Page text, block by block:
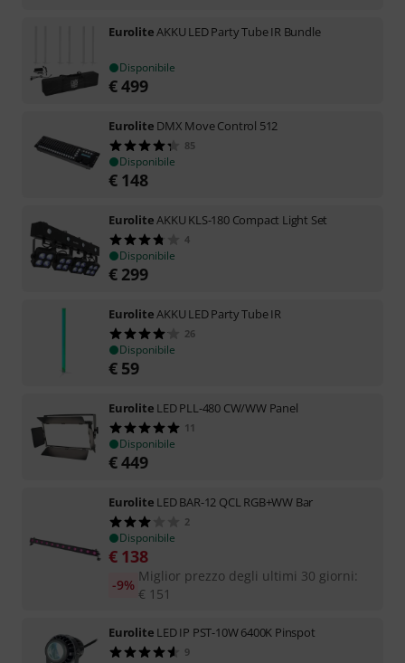
EuroliteAKKU LED Party Tube IR Bundle
Disponibile
€499
Eurolite DMX Move Control 512
85
Disponibile
€ 148
EuroliteAKKU KLS-180 Compact Light Set
4
Disponibile
€ 299
EuroliteAKKU LED Party Tube IR
26
Disponibile
€ 59
Eurolite LED PLL-480 CW/WW Panel
11
Disponibile
€449
Eurolite LED BAR-12 QCL RGB+WW Bar
2
Disponibile
€ 138
Miglior prezzo degli ultimi 30 giorni:
€ 151
-9%
Eurolite LED IP PST-10W 6400K Pinspot
9